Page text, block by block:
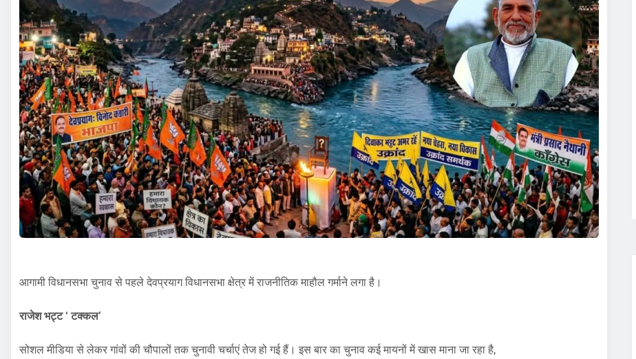
आगामी विधानसभा चुनाव से पहले देवप्रयाग विधानसभा क्षेत्र में राजनीतिक माहौल गर्माने लगा है।
राजेश भट्ट ‘ टक्कल’
सोशल मीडिया से लेकर गांवों की चौपालों तक चुनावी चर्चाएं तेज हो गई हैं। इस बार का चुनाव कई मायनों में खास माना जा रहा है,